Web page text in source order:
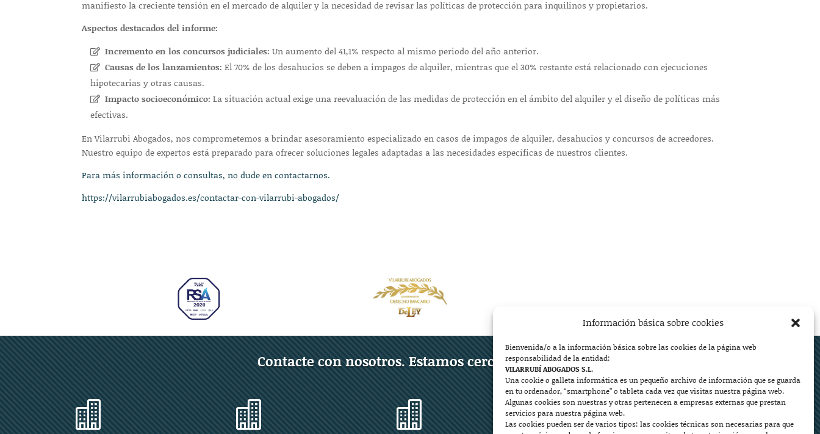
Información básica sobre cookies
Bienvenida/o a la información básica sobre las cookies de la página web
responsabilidad de la entidad:
VILARRUBÍ ABOGADOS S.L.
Una cookie o galleta informática es un pequeño archivo de información que se guarda
en tu ordenador, “smartphone” o tableta cada vez que visitas nuestra página web.
Algunas cookies son nuestras y otras pertenecen a empresas externas que prestan
servicios para nuestra página web.
Las cookies pueden ser de varios tipos: las cookies técnicas son necesarias para que
manifiesto la creciente tensión en el mercado de alquiler y la necesidad de revisar las políticas de protección para inquilinos y propietarios.
Aspectos destacados del informe:
Incremento en los concursos judiciales: Un aumento del 41,1% respecto al mismo periodo del año anterior.
Causas de los lanzamientos: El 70% de los desahucios se deben a impagos de alquiler, mientras que el 30% restante está relacionado con ejecuciones
hipotecarias y otras causas.
Impacto socioeconómico: La situación actual exige una reevaluación de las medidas de protección en el ámbito del alquiler y el diseño de políticas más
efectivas.
En Vilarrubi Abogados, nos comprometemos a brindar asesoramiento especializado en casos de impagos de alquiler, desahucios y concursos de acreedores.
Nuestro equipo de expertos está preparado para ofrecer soluciones legales adaptadas a las necesidades específicas de nuestros clientes.
Para más información o consultas, no dude en contactarnos.
https://vilarrubiabogados.es/contactar-con-vilarrubi-abogados/
Contacte con nosotros. Estamos cerca de usted.
    